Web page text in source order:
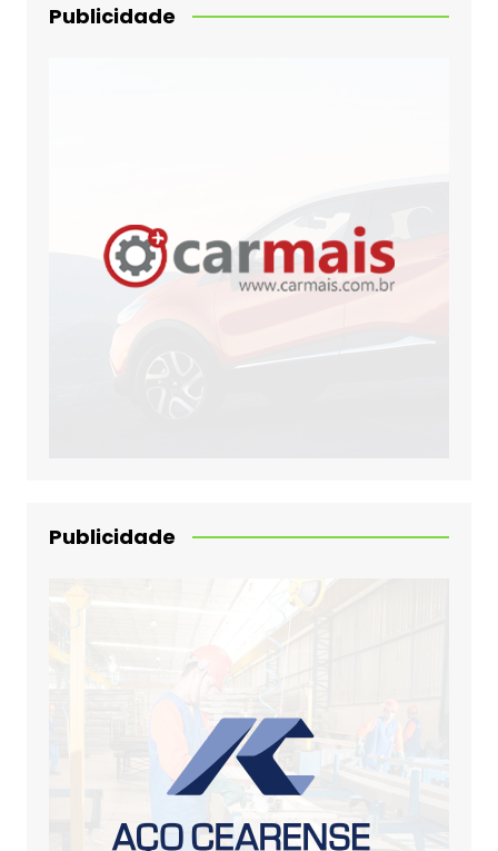
Publicidade
Publicidade